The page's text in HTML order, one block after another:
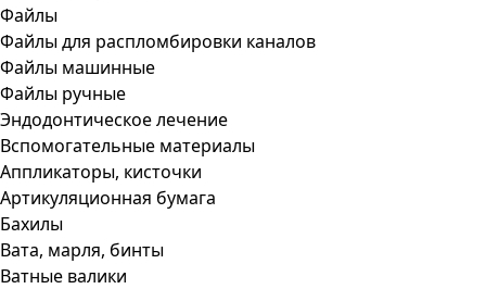
Файлы
Файлы для распломбировки каналов
Файлы машинные
Файлы ручные
Эндодонтическое лечение
Вспомогательные материалы
Аппликаторы, кисточки
Артикуляционная бумага
Бахилы
Вата, марля, бинты
Ватные валики